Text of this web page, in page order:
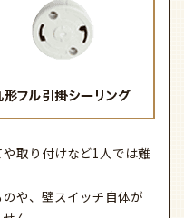
取り付けなど1人では難
や、壁スイッチ自体が